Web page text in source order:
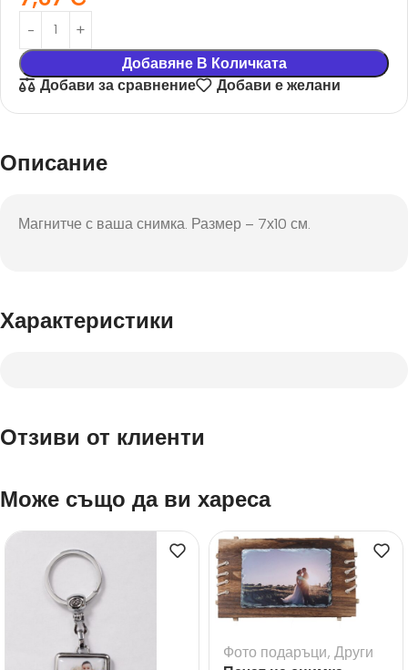
Добавяне В Количката
Добави за сравнение
Добави е желани
Описание
Магнитче с ваша снимка. Размер – 7х10 см.
Характеристики
Отзиви от клиенти
Може също да ви хареса
Фото подаръци, Други